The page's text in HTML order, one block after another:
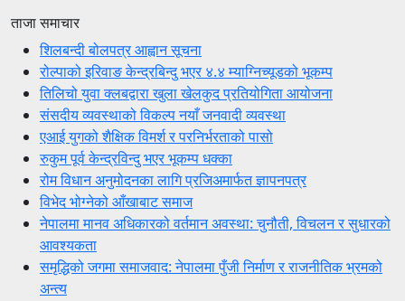
ताजा समाचार
शिलबन्दी बोलपत्र आह्वान सूचना
रोल्पाको इरिवाङ केन्द्रबिन्दु भएर ४.४ म्याग्निच्यूडको भूकम्प
तिलिचो युवा क्लबद्वारा खुला खेलकुद प्रतियोगिता आयोजना
संसदीय व्यवस्थाको विकल्प नयाँ जनवादी व्यवस्था
एआई युगको शैक्षिक विमर्श र परनिर्भरताको पासो
रुकुम पूर्व केन्द्रविन्दु भएर भूकम्प धक्का
रोम विधान अनुमोदनका लागि प्रजिअमार्फत ज्ञापनपत्र
विभेद भोग्नेको आँखाबाट समाज
नेपालमा मानव अधिकारको वर्तमान अवस्था: चुनौती, विचलन र सुधारको
आवश्यकता
समृद्धिको जगमा समाजवाद: नेपालमा पुँजी निर्माण र राजनीतिक भ्रमको
अन्त्य